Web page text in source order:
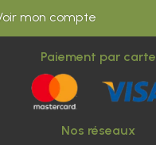
mon compte
Paiement par carte
Nos réseaux